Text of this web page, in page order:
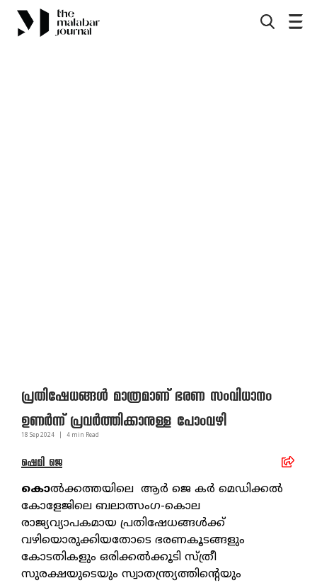
പ്രതിഷേധങ്ങള്‍ മാത്രമാണ് ഭരണ സംവിധാനം
ഉണര്‍ന്ന് പ്രവര്‍ത്തിക്കാനുള്ള പോംവഴി
18 Sep 2024 4 min Read
ഷെമി ജെ
കൊല്‍ക്കത്തയിലെ ആര്‍ ജെ കര്‍ മെഡിക്കല്‍
കോളേജിലെ ബലാത്സംഗ-കൊല
രാജ്യവ്യാപകമായ പ്രതിഷേധങ്ങള്‍ക്ക്
വഴിയൊരുക്കിയതോടെ ഭരണകൂടങ്ങളും
കോടതികളും ഒരിക്കല്‍ക്കൂടി സ്ത്രീ
സുരക്ഷയുടെയും സ്വാതന്ത്ര്യത്തിന്റെയും